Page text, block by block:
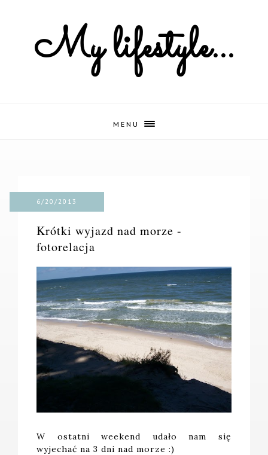
My lifestyle...
MENU
6/20/2013
Krótki wyjazd nad morze -
fotorelacja
W ostatni weekend udało nam się
wyjechać na 3 dni nad morze :)